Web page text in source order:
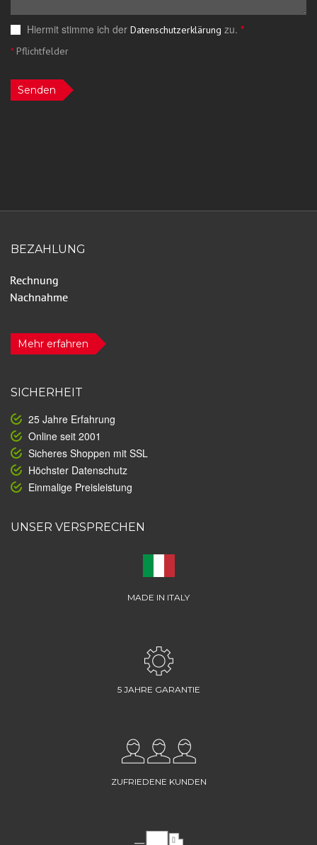
Hiermit stimme ich der Datenschutzerklärung zu. *
*Pflichtfelder
Senden
BEZAHLUNG
Mehr erfahren
SICHERHEIT
25 Jahre Erfahrung
Online seit 2001
Sicheres Shoppen mit SSL
Höchster Datenschutz
Einmalige Preisleistung
UNSER VERSPRECHEN
MADE IN ITALY
5 JAHRE GARANTIE
ZUFRIEDENE KUNDEN